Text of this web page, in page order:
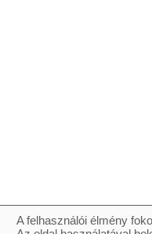
A felhasználói élmény